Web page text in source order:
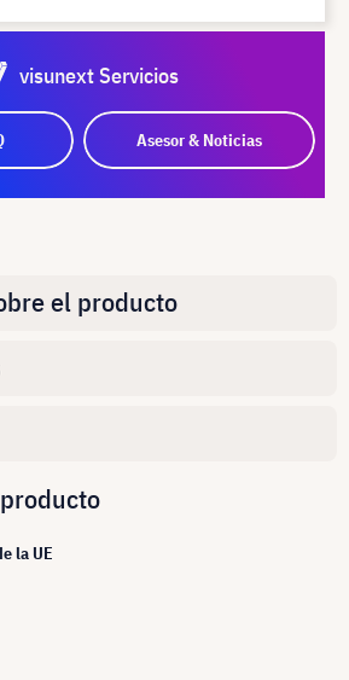
visunext Servicios
Asesor & Noticias
el producto
la UE